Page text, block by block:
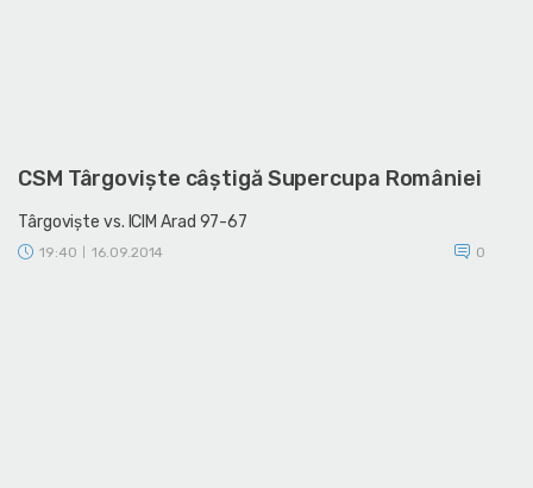
CSM Târgovişte câştigă Supercupa României
Târgovişte vs. ICIM Arad 97-67
19:40 16.09.2014 0